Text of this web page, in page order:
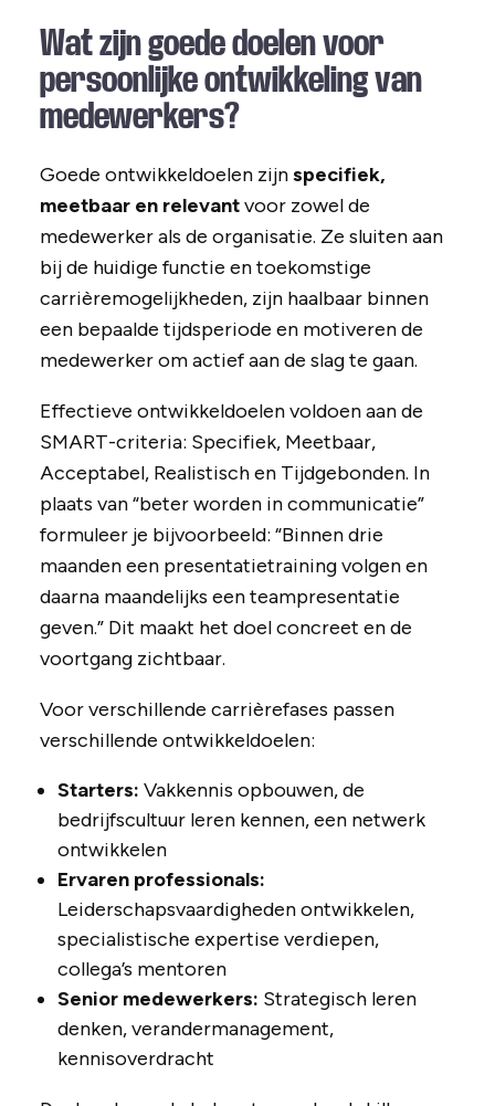
Wat zijn goede doelen voor
persoonlijke ontwikkeling van
medewerkers?
Goede ontwikkeldoelen zijnspecifiek,
meetbaar en relevantvoor zowel de
medewerker als de organisatie. Ze sluiten aan
bij de huidige functie en toekomstige
carrièremogelijkheden, zijn haalbaar binnen
een bepaalde tijdsperiode en motiveren de
medewerker om actief aan de slag te gaan.
Effectieve ontwikkeldoelen voldoen aan de
SMART-criteria: Specifiek, Meetbaar,
Acceptabel, Realistisch en Tijdgebonden. In
plaats van “beter worden in communicatie”
formuleer je bijvoorbeeld: “Binnen drie
maanden een presentatietraining volgen en
daarna maandelijks een teampresentatie
geven.” Dit maakt het doel concreet en de
voortgang zichtbaar.
Voor verschillende carrièrefases passen
verschillende ontwikkeldoelen:
Starters: Vakkennis opbouwen, de
bedrijfscultuur leren kennen, een netwerk
ontwikkelen
Ervaren professionals:
Leiderschapsvaardigheden ontwikkelen,
specialistische expertise verdiepen,
collega’s mentoren
Senior medewerkers: Strategisch leren
denken, verandermanagement,
kennisoverdracht